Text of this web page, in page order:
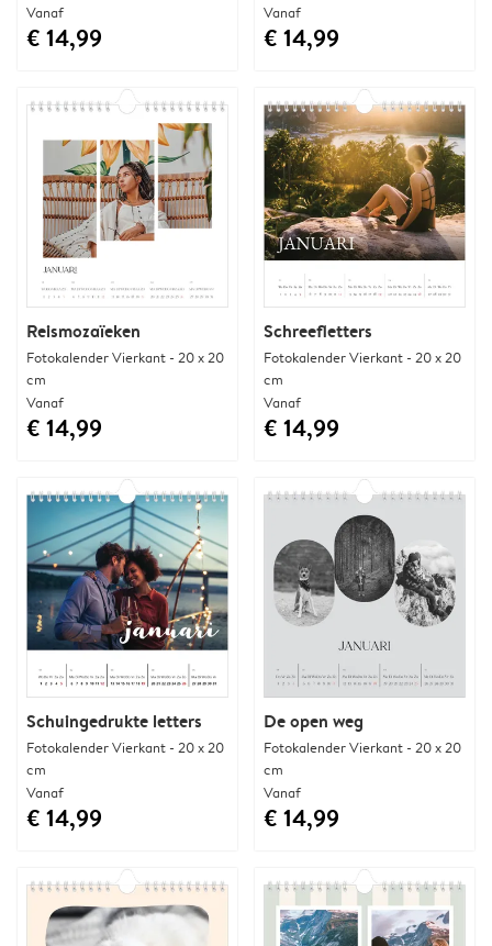
Vanaf
€ 14,99
Vanaf
€ 14,99
Reismozaïeken
Fotokalender Vierkant - 20 x 20
cm
Vanaf
€ 14,99
Schreefletters
Fotokalender Vierkant - 20 x 20
cm
Vanaf
€ 14,99
Schuingedrukte letters
Fotokalender Vierkant - 20 x 20
cm
Vanaf
€ 14,99
De open weg
Fotokalender Vierkant - 20 x 20
cm
Vanaf
€ 14,99